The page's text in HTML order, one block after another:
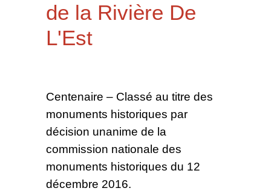
de la Rivière De
L'Est
Centenaire – Classé au titre des
monuments historiques par
décision unanime de la
commission nationale des
monuments historiques du 12
décembre 2016.